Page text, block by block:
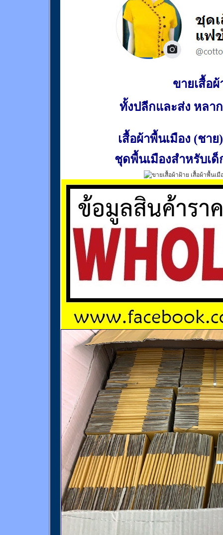
ขายเสื้อผ้
ทั้งปลีกและส่ง หลา
เสื้อผ้าพื้นเมือง (ชาย)
ชุดพื้นเมืองสำหรับเด็